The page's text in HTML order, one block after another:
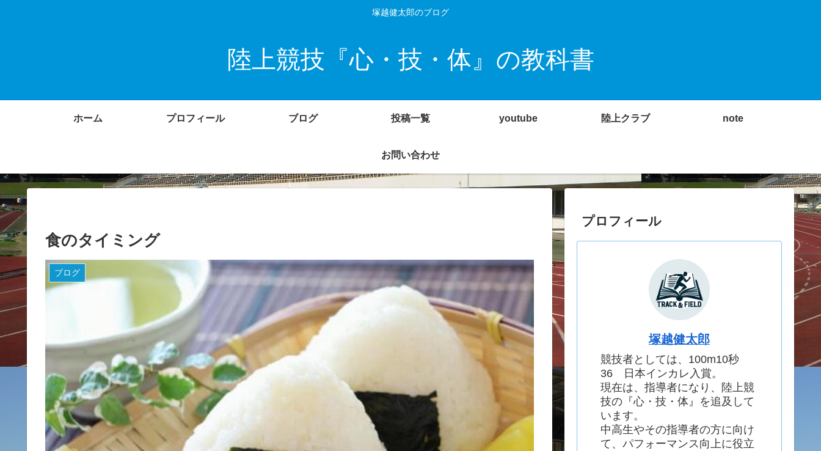
塚越健太郎のブログ
陸上競技『心・技・体』の教科書
ホーム プロフィール ブログ 投稿一覧 youtube 陸上クラブ note
お問い合わせ
食のタイミング
ブログ
プロフィール
塚越健太郎
競技者としては、100m10秒
36 日本インカレ入賞。
現在は、指導者になり、陸上競
技の『心・技・体』を追及して
います。
中高生やその指導者の方に向け
て、パフォーマンス向上に役立